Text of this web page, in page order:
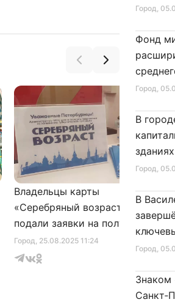
Город, 25.08.2025 11:24
Владельцы карты
«Серебряный возраст»
подали заявки на получение
сертификата для посещения
музеев
Город,
Город,
Фонд
Город,
В
Город,
В
Знаком